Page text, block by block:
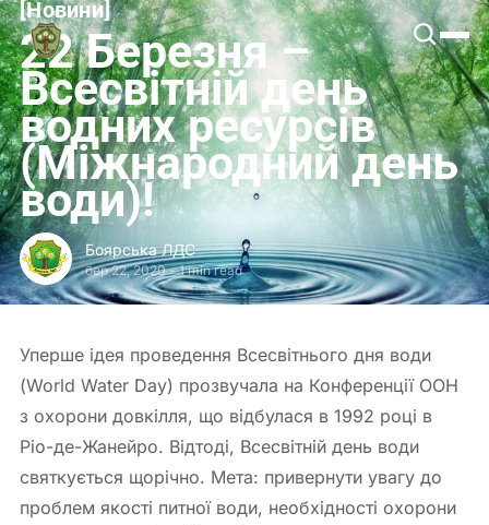
[Новини[
22 Березня –
Всесвітній день
водних ресурсів
(Міжнародний день
води)!
Боярська ЛДС
бер 22, 2020-1 min read
Уперше ідея проведення Всесвітнього дня води
(World Water Day) прозвучала на Конференції ООН
з охорони довкілля, що відбулася в 1992 році в
Ріо-де-Жанейро. Відтоді, Всесвітній день води
святкується щорічно. Мета: привернути увагу до
проблем якості питної води, необхідності охорони